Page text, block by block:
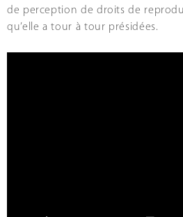
de perception de droits de
qu’elle a tour à tour présidées.